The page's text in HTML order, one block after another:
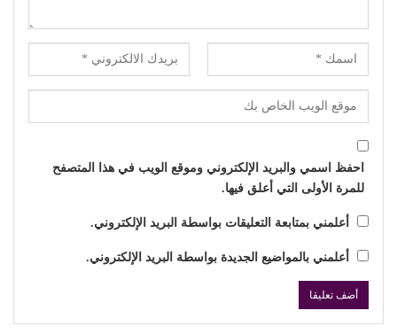
احفظ اسمي والبريد الإلكتروني وموقع الويب في هذا المتصفح
للمرة الأولى التي أعلق فيها.
أعلمني بمتابعة التعليقات بواسطة البريد الإلكتروني.
أعلمني بالمواضيع الجديدة بواسطة البريد الإلكتروني.